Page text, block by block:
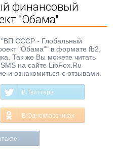
финансовый
"Обама"
"ВП СССР - Глобальный
"Обама"" в формате fb2,
Так же Вы можете читать
на сайте LibFox.Ru
и ознакомиться с отзывами.
В Твиттере
В Одноклассниках